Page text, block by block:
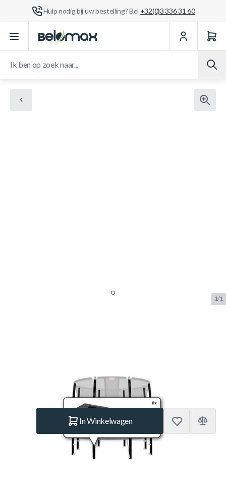
Hulp nodig bij uw bestelling? Bel +32(0)3 336 31 60
Ga naar de inhoud
1/1
In Winkelwagen